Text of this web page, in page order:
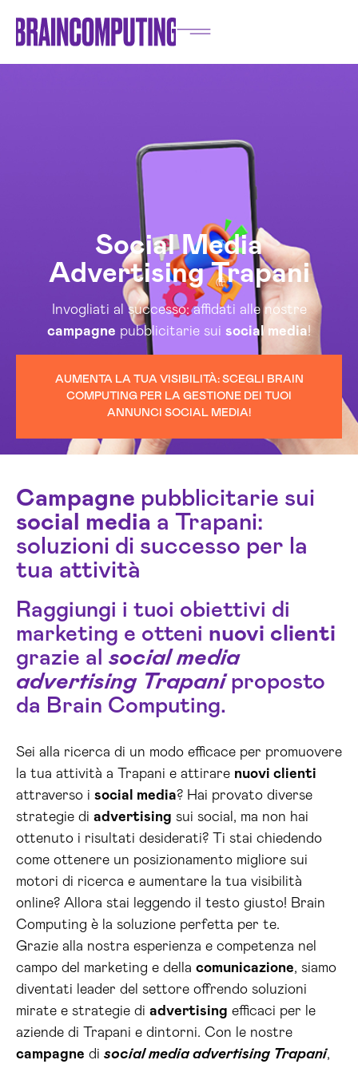
Social Media
Advertising Trapani
Invogliati al successo: affidati alle nostre
campagne pubblicitarie sui social media!
AUMENTA LA TUA VISIBILITÀ: SCEGLI BRAIN
COMPUTING PER LA GESTIONE DEI TUOI
ANNUNCI SOCIAL MEDIA!
Campagne pubblicitarie sui
social media a Trapani:
soluzioni di successo per la
tua attività
Raggiungi i tuoi obiettivi di
marketing e otteni nuovi clienti
grazie al social media
advertising Trapaniproposto
da Brain Computing.
Sei alla ricerca di un modo efficace per promuovere
la tua attività a Trapani e attirare nuovi clienti
attraverso i social media? Hai provato diverse
strategie di advertising sui social, ma non hai
ottenuto i risultati desiderati? Ti stai chiedendo
come ottenere un posizionamento migliore sui
motori di ricerca e aumentare la tua visibilità
online? Allora stai leggendo il testo giusto! Brain
Computing è la soluzione perfetta per te.
Grazie alla nostra esperienza e competenza nel
campo del marketing e della comunicazione, siamo
diventati leader del settore offrendo soluzioni
mirate e strategie di advertising efficaci per le
aziende di Trapani e dintorni. Con le nostre
campagne di social media advertising Trapani,